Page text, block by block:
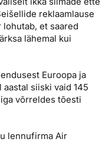
teenus, tule
reklaamlause
lohutab, et saared
lähemal kui
Euroopa ja
siiski vaid 145
võrreldes tõesti
lennufirma Air